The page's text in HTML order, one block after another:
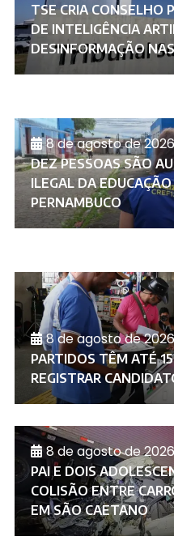
TSE CRIA CONSELHO
DE INTELIGÊNCIA
DESINFORMAÇÃO
8 de agosto de 2026
DEZ PESSOAS SÃO
ILEGAL DA
PERNAMBUCO
8 de agosto de 2026
PARTIDOS TÊM ATÉ
REGISTRAR
8 de agosto de 2026
PAI E DOIS
COLISÃO ENTRE
EM SÃO CAETANO